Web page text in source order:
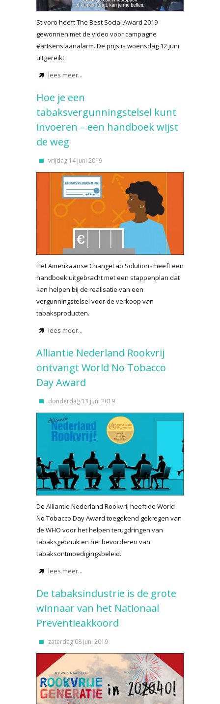
Stivoro heeft The Best Social Award 2019
gewonnen met de video voor campagne
#artsenslaanalarm. De prijs is woensdag 12 juni
uitgereikt.
lees meer...
Hoe je een
tabaksvergunningstelsel kunt
invoeren – een handboek wijst
de weg
vrijdag 14 juni 2019
Het Amerikaanse ChangeLab Solutions heeft een
handboek uitgebracht met een stappenplan dat
kan helpen bij de realisatie van een
vergunningstelsel voor de verkoop van
tabaksproducten.
lees meer...
Alliantie Nederland Rookvrij
ontvangt World No Tobacco
Day Award
donderdag 13 juni 2019
De Alliantie Nederland Rookvrij heeft de World
No Tobacco Day Award toegekend gekregen van
de WHO voor het helpen terugdringen van
tabaksgebruik en het bevorderen van
tabaksontmoedigingsbeleid.
lees meer...
De tabaksindustrie is de grote
winnaar van het Nationaal
Preventieakkoord
zaterdag 08 juni 2019